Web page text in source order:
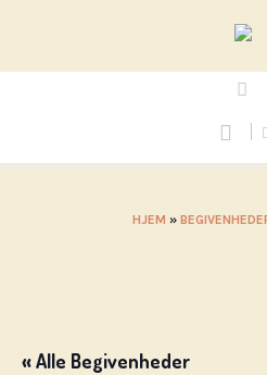
HJEM »
« Alle Begivenheder